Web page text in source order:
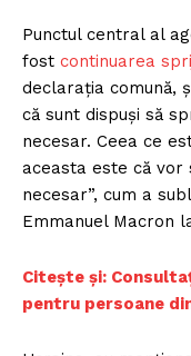
Punctul central al
fost continuarea
declarația comună,
că sunt dispuși să
necesar. Ceea ce
aceasta este că vor
necesar”, cum a
Emmanuel Macron
Citește și:
pentru persoane